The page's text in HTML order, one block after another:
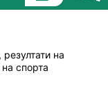
на
спорта